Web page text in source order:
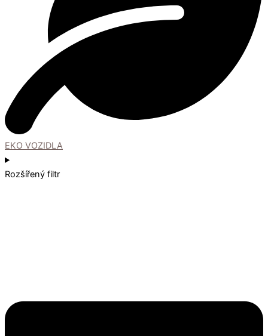
EKO VOZIDLA
Rozšířený filtr